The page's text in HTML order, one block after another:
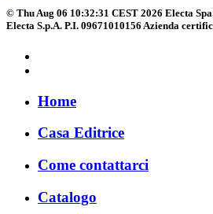
© Thu Aug 06 10:32:31 CEST 2026 Electa
Electa S.p.A. P.I. 09671010156 Azienda
Home
Casa Editrice
Come contattarci
Catalogo